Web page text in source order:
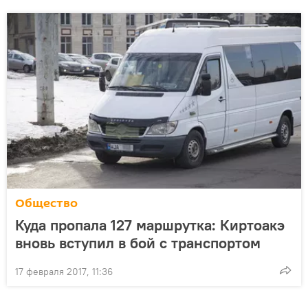
Общество
Куда пропала 127 маршрутка: Киртоакэ
вновь вступил в бой с транспортом
17 февраля 2017, 11:36